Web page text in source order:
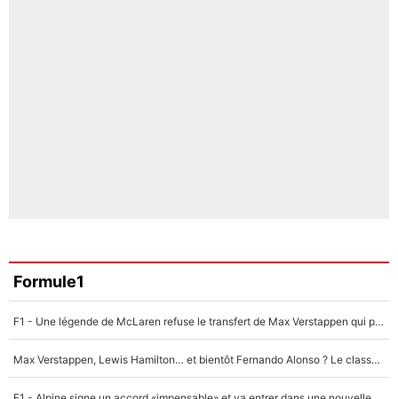
Formule1
F1 - Une légende de McLaren refuse le transfert de Max Verstappen qui pourrait «faire des vagues» et plomber l'ambiance dans l'équipe
Max Verstappen, Lewis Hamilton… et bientôt Fernando Alonso ? Le classement des pilotes les mieux payés en Formule 1 risque de changer !